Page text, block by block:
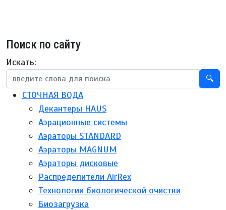
Поиск по сайту
Искать:
🔍
СТОЧНАЯ ВОДА
Декантеры HAUS
Аэрационные системы
Аэраторы STANDARD
Аэраторы MAGNUM
Аэраторы дисковые
Распределители AirRex
Технологии биологической очистки
Биозагрузка